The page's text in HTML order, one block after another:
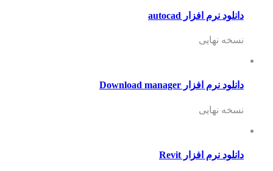
دانلود نرم افزار autocad
نسخه نهایی
دانلود نرم افزار Download manager
نسخه نهایی
دانلود نرم افزار Revit